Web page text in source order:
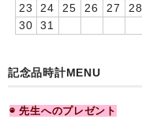
23
24 25 26 27 28
30
31
記念品時計MENU
◉ 先生へのプレゼント